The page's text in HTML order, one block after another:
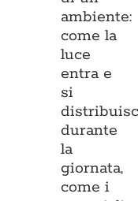
ambiente:
come la
luce
entra e
si
durante
la
giornata,
come i